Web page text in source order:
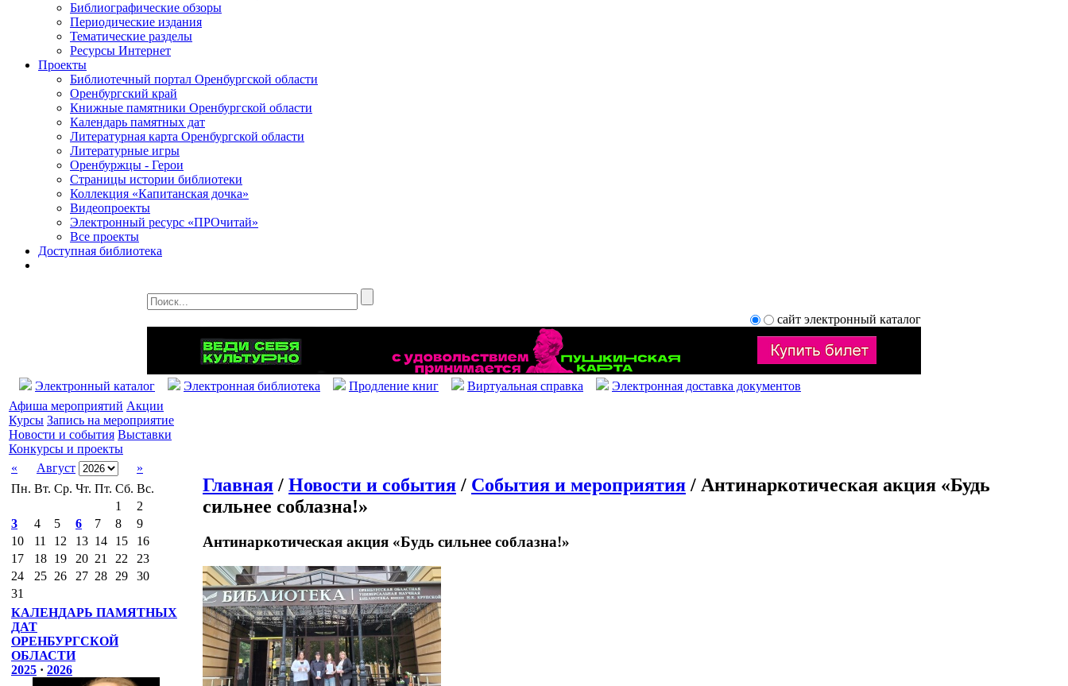
Библиографические обзоры
Периодические издания
Тематические разделы
Ресурсы Интернет
Проекты
Библиотечный портал Оренбургской области
Оренбургский край
Книжные памятники Оренбургской области
Календарь памятных дат
Литературная карта Оренбургской области
Литературные игры
Оренбуржцы - Герои
Страницы истории библиотеки
Коллекция «Капитанская дочка»
Видеопроекты
Электронный ресурс «ПРОчитай»
Все проекты
Доступная библиотека
сайт электронный каталог
Электронный каталог Электронная библиотека Продление книг Виртуальная справка
Электронная доставка документов
Афиша мероприятий Акции
Курсы Запись на мероприятие
Новости и события Выставки
Конкурсы и проекты
«
Август
»
Пн. Вт. Ср. Чт. Пт. Сб. Вс.
1
2
3
4 5 6 7 8
9
10
11 12 13 14 15
16
17
18 19 20 21 22
23
24
25 26 27 28 29
30
31
КАЛЕНДАРЬ ПАМЯТНЫХ
ДАТ
ОРЕНБУРГСКОЙ
ОБЛАСТИ
2025 · 2026
Главная / Новости и события / События и мероприятия / Антинаркотическая акция «Будь
сильнее соблазна!»
Антинаркотическая акция «Будь сильнее соблазна!»